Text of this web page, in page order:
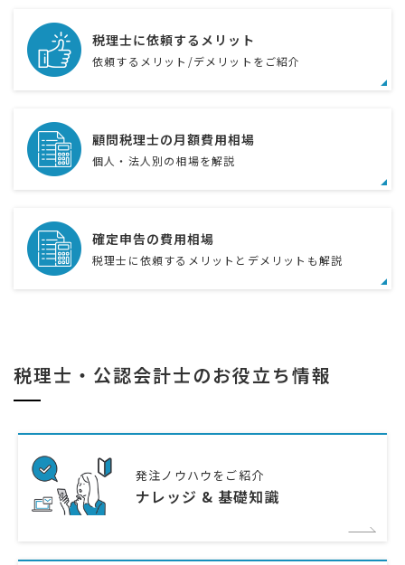
税理士に依頼するメリット
依頼するメリット/デメリットをご紹介
顧問税理士の月額費用相場
個人・法人別の相場を解説
確定申告の費用相場
税理士に依頼するメリットとデメリットも解説
税理士・公認会計士のお役立ち情報
発注ノウハウをご紹介
ナレッジ & 基礎知識